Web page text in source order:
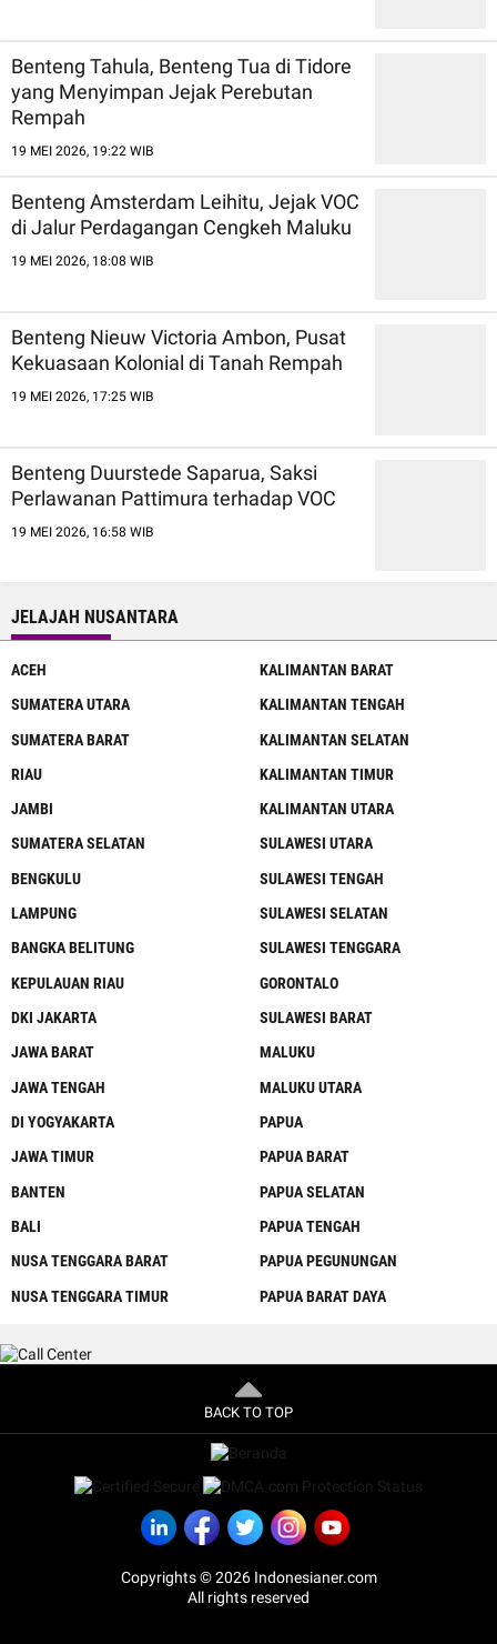
Benteng Tahula, Benteng Tua di Tidore
yang Menyimpan Jejak Perebutan
Rempah
19 MEI 2026, 19:22 WIB
Benteng Amsterdam Leihitu, Jejak VOC
di Jalur Perdagangan Cengkeh Maluku
19 MEI 2026, 18:08 WIB
Benteng Nieuw Victoria Ambon, Pusat
Kekuasaan Kolonial di Tanah Rempah
19 MEI 2026, 17:25 WIB
Benteng Duurstede Saparua, Saksi
Perlawanan Pattimura terhadap VOC
19 MEI 2026, 16:58 WIB
JELAJAH NUSANTARA
ACEH
SUMATERA UTARA
SUMATERA BARAT
RIAU
JAMBI
SUMATERA SELATAN
BENGKULU
LAMPUNG
BANGKA BELITUNG
KEPULAUAN RIAU
DKI JAKARTA
JAWA BARAT
JAWA TENGAH
DI YOGYAKARTA
JAWA TIMUR
BANTEN
BALI
NUSA TENGGARA BARAT
NUSA TENGGARA TIMUR
KALIMANTAN BARAT
KALIMANTAN TENGAH
KALIMANTAN SELATAN
KALIMANTAN TIMUR
KALIMANTAN UTARA
SULAWESI UTARA
SULAWESI TENGAH
SULAWESI SELATAN
SULAWESI TENGGARA
GORONTALO
SULAWESI BARAT
MALUKU
MALUKU UTARA
PAPUA
PAPUA BARAT
PAPUA SELATAN
PAPUA TENGAH
PAPUA PEGUNUNGAN
PAPUA BARAT DAYA
BACK TO TOP
Copyrights © 2026 Indonesianer.com
All rights reserved